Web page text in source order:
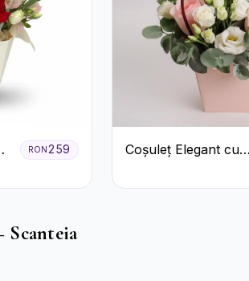
RON259
Coșuleț Elegant cu
Lisianthus Alb
Scanteia